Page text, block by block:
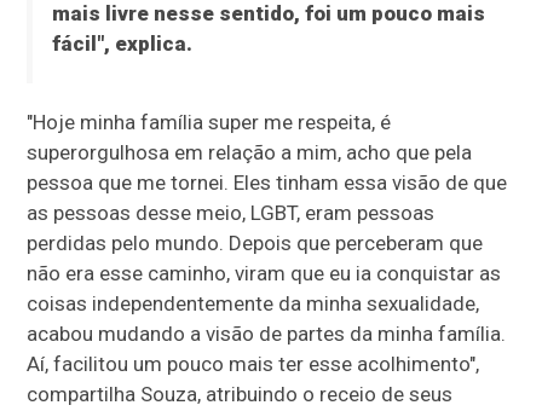
mais livre nesse sentido, foi um pouco mais
fácil", explica.
"Hoje minha família super me respeita, é
superorgulhosa em relação a mim, acho que pela
pessoa que me tornei. Eles tinham essa visão de que
as pessoas desse meio, LGBT, eram pessoas
perdidas pelo mundo. Depois que perceberam que
não era esse caminho, viram que eu ia conquistar as
coisas independentemente da minha sexualidade,
acabou mudando a visão de partes da minha família.
Aí, facilitou um pouco mais ter esse acolhimento",
compartilha Souza, atribuindo o receio de seus